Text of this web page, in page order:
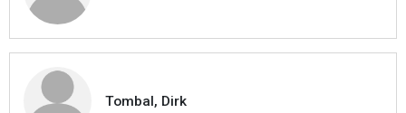
Tombal, Dirk